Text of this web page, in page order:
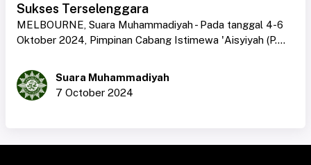
Sukses Terselenggara
MELBOURNE, Suara Muhammadiyah - Pada tanggal 4-6
Oktober 2024, Pimpinan Cabang Istimewa 'Aisyiyah (P....
Suara Muhammadiyah
7 October 2024